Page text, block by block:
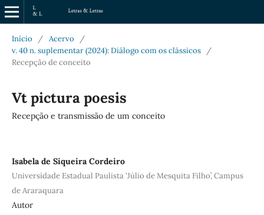
Início / Acervo
/
v. 40 n. suplementar (2024): Diálogo com os clássicos
/
Recepção de conceito
Vt pictura poesis
Recepção e transmissão de um conceito
Isabela de Siqueira Cordeiro
Universidade Estadual Paulista ‘Júlio de Mesquita Filho’, Campus
de Araraquara
Autor